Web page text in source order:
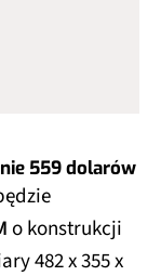
559 dolarów
o konstrukcji
482 x 355 x